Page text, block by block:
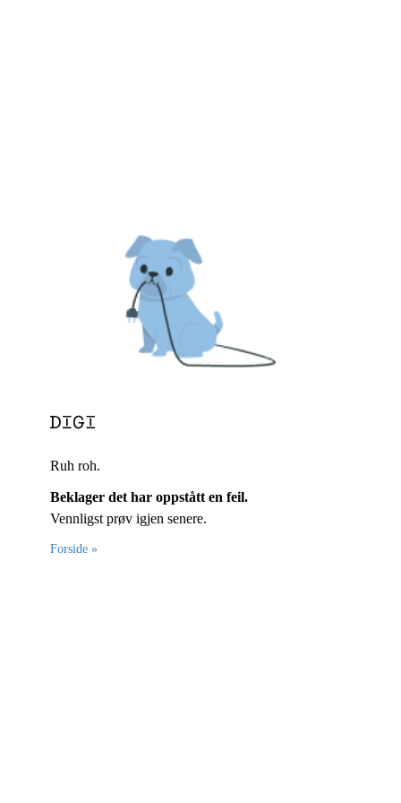
Ruh roh.
Beklager det har oppstått en feil.
Vennligst prøv igjen senere.
Forside »